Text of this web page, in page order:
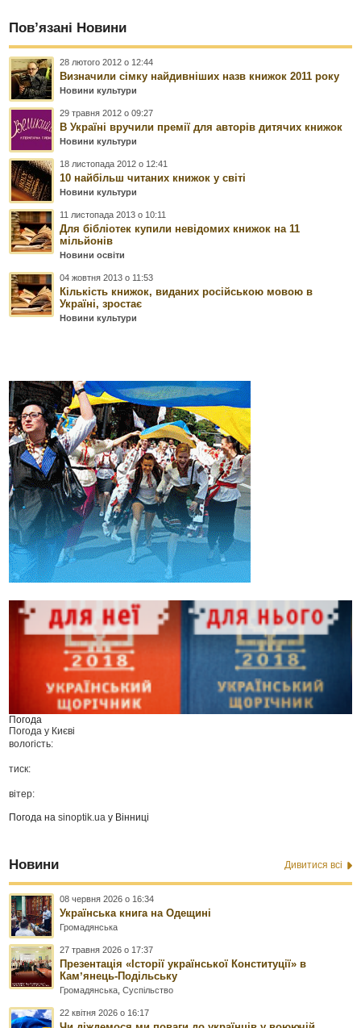
Пов’язані Новини
28 лютого 2012 о 12:44
Визначили сімку найдивніших назв книжок 2011 року
Новини культури
29 травня 2012 о 09:27
В Україні вручили премії для авторів дитячих книжок
Новини культури
18 листопада 2012 о 12:41
10 найбільш читаних книжок у світі
Новини культури
11 листопада 2013 о 10:11
Для бібліотек купили невідомих книжок на 11
мільйонів
Новини освіти
04 жовтня 2013 о 11:53
Кількість книжок, виданих російською мовою в
Україні, зростає
Новини культури
Погода
Погода у Києві
вологість:
тиск:
вітер:
Погода наsinoptik.ua у Вінниці
Новини Дивитися всі
08 червня 2026 о 16:34
Українська книга на Одещині
Громадянська
27 травня 2026 о 17:37
Презентація «Історії української Конституції» в
Камʼянець-Подільську
Громадянська ,Суспільство
22 квітня 2026 о 16:17